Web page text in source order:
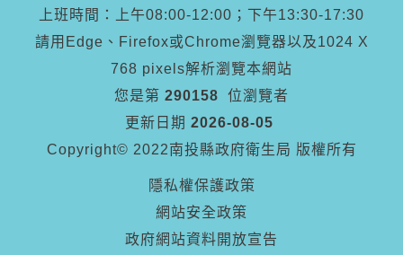
上班時間：上午08:00-12:00；下午13:30-17:30
請用Edge、Firefox或Chrome瀏覽器以及1024 X
768 pixels解析瀏覽本網站
您是第 290158
位瀏覽者
更新日期 2026-08-05
Copyright© 2022南投縣政府衛生局 版權所有
隱私權保護政策
網站安全政策
政府網站資料開放宣告